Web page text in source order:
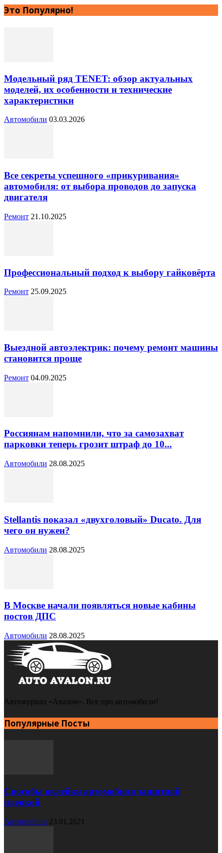
Это Популярно!
Модельный ряд TENET: обзор актуальных
моделей, их особенности и технические
характеристики
Автомобили 03.03.2026
Все секреты успешного «прикуривания»
автомобиля: от выбора проводов до запуска
двигателя
Ремонт 21.10.2025
Профессиональный подход к выбору гайковёрта
Ремонт 25.09.2025
Выездной автоэлектрик: почему ремонт машины
становится проще
Ремонт 04.09.2025
Россиянам напомнили, что за самозахват
парковки теперь грозит штраф до 10...
Автомобили 28.08.2025
Stellantis показал «двухголовый» Ducato. Для
чего он нужен?
Автомобили 28.08.2025
В Москве начали появляться новые кабины
постов ДПС
Автомобили 28.08.2025
Автожурнал «Авалон». Все про автомобили!
Популярные Посты
Способы оклейки автомобиля защитной
пленкой
Автомобили 23.01.2021